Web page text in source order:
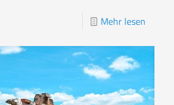
Mehr lesen